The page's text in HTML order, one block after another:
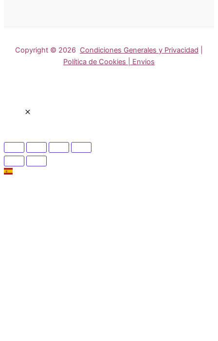
Copyright © 2026 Condiciones Generales y Privacidad
Política de Cookies | Envios